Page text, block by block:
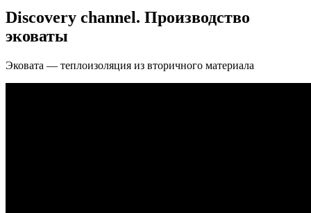
Discovery channel. Производство
эковаты
Эковата — теплоизоляция из вторичного материала